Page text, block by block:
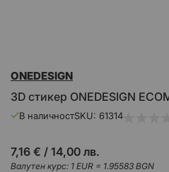
към
на
галерия
3D стикер ONEDESIGN
ONEDESIGN
В наличностSKU 61314
7,16 € / 14,00 лв.
Валутен курс: 1 EUR = 1.95583 BGN